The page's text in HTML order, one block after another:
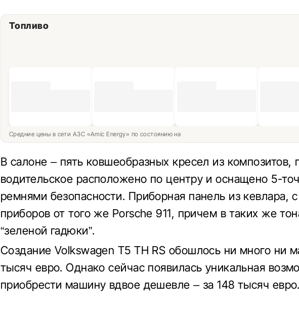
Топливо
Средние цены в сети АЗС «Amic Energy» по состоянию на
В салоне – пять ковшеобразных кресел из композитов,
водительское расположено по центру и оснащено 5-
ремнями безопасности. Приборная панель из кевлара,
приборов от того же Porsche 911, причем в таких же
“зеленой гадюки”.
Создание Volkswagen T5 TH RS обошлось ни много ни
тысяч евро. Однако сейчас появилась уникальная
приобрести машину вдвое дешевле – за 148 тысяч евро.